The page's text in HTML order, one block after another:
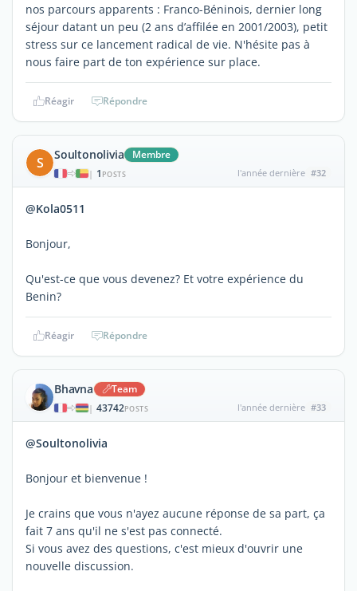
nos parcours apparents : Franco-Béninois, dernier long
séjour datant un peu (2 ans d’affilée en 2001/2003), petit
stress sur ce lancement radical de vie. N'hésite pas à
nous faire part de ton expérience sur place.
Réagir Répondre
S Soultonolivia Membre
| 1 POSTS l'année dernière #32
@Kola0511
Bonjour,
Qu'est-ce que vous devenez? Et votre expérience du
Benin?
Réagir Répondre
Bhavna Team
| 43742POSTS l'année dernière #33
@Soultonolivia
Bonjour et bienvenue !
Je crains que vous n'ayez aucune réponse de sa part, ça
fait 7 ans qu'il ne s'est pas connecté.
Si vous avez des questions, c'est mieux d'ouvrir une
nouvelle discussion.